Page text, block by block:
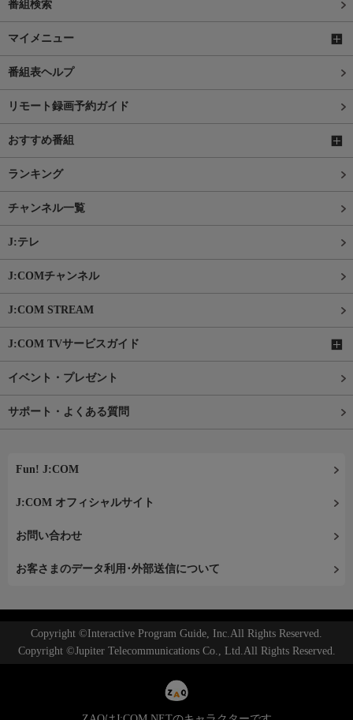
番組検索
マイメニュー
番組表ヘルプ
リモート録画予約ガイド
おすすめ番組
ランキング
チャンネル一覧
J:テレ
J:COMチャンネル
J:COM STREAM
J:COM TVサービスガイド
イベント・プレゼント
サポート・よくある質問
Fun! J:COM
J:COM オフィシャルサイト
お問い合わせ
お客さまのデータ利用･外部送信について
Copyright ©Interactive Program Guide, Inc.All Rights Reserved.
Copyright ©Jupiter Telecommunications Co., Ltd.All Rights Reserved.